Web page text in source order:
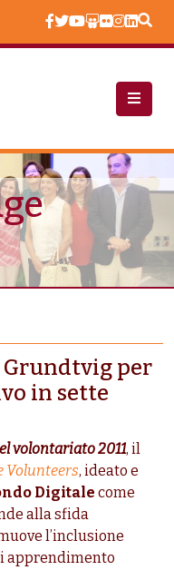
per
in sette
volontariato 2011, il
Volunteers, ideato e
Digitale come
alla sfida
l’inclusione
apprendimento